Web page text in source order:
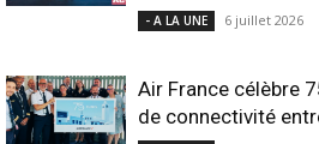
- A LA UNE 6 juillet 2026
Air France célèbre
de connectivité